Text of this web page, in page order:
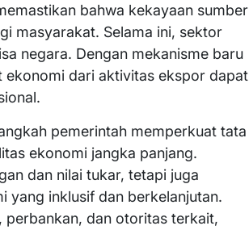
bahwa kekayaan sumber
masyarakat. Selama ini, sektor
negara. Dengan mekanisme baru
ekonomi dari aktivitas ekspor dapat
pemerintah memperkuat tata
ekonomi jangka panjang.
dan nilai tukar, tetapi juga
yang inklusif dan berkelanjutan.
perbankan, dan otoritas terkait,